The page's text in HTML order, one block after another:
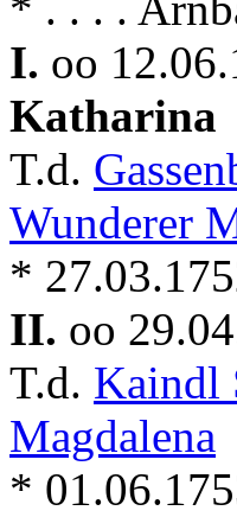
I. oo
Katharina
T.d.
Wunderer
*
II. oo
T.d. Kaindl
Magdalena
*